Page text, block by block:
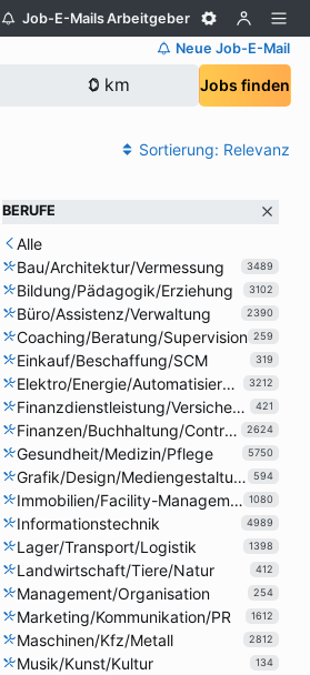
Job-E-MailsArbeitgeber
Neue Job-E-Mail
Jobs finden
Sortierung: Relevanz
BERUFE
Alle
Bau/Architektur/Vermessung
3489
Bildung/Pädagogik/Erziehung 3102
Büro/Assistenz/Verwaltung 2390
Coaching/Beratung/Supervision 259
Einkauf/Beschaffung/SCM 319
Elektro/Energie/Automatisierung 3212
Finanzdienstleistung/Versicherung 421
Finanzen/Buchhaltung/Controlling 2624
Gesundheit/Medizin/Pflege 5750
Grafik/Design/Mediengestaltung 594
Immobilien/Facility-Management 1080
Informationstechnik 4989
Lager/Transport/Logistik 1398
Landwirtschaft/Tiere/Natur 412
Management/Organisation 254
Marketing/Kommunikation/PR 1612
Maschinen/Kfz/Metall 2812
Musik/Kunst/Kultur 134